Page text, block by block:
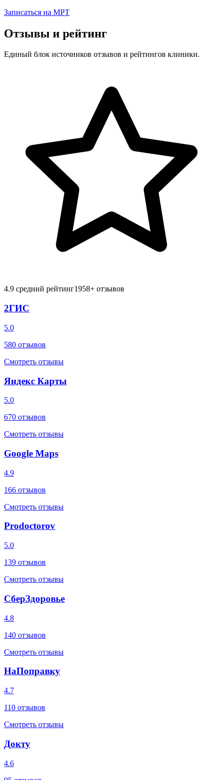
Записаться на МРТ
Отзывы и рейтинг
Единый блок источников отзывов и рейтингов клиники.
4.9 средний рейтинг1958+ отзывов
2ГИС
5.0
580 отзывов
Смотреть отзывы
Яндекс Карты
5.0
670 отзывов
Смотреть отзывы
Google Maps
4.9
166 отзывов
Смотреть отзывы
Prodoctorov
5.0
139 отзывов
Смотреть отзывы
СберЗдоровье
4.8
140 отзывов
Смотреть отзывы
НаПоправку
4.7
110 отзывов
Смотреть отзывы
Докту
4.6